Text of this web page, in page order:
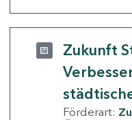
Zukunft
Förderart: